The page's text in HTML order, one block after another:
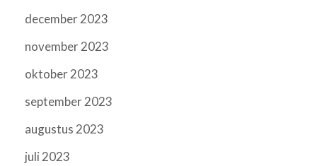
december 2023
november 2023
oktober 2023
september 2023
augustus 2023
juli 2023